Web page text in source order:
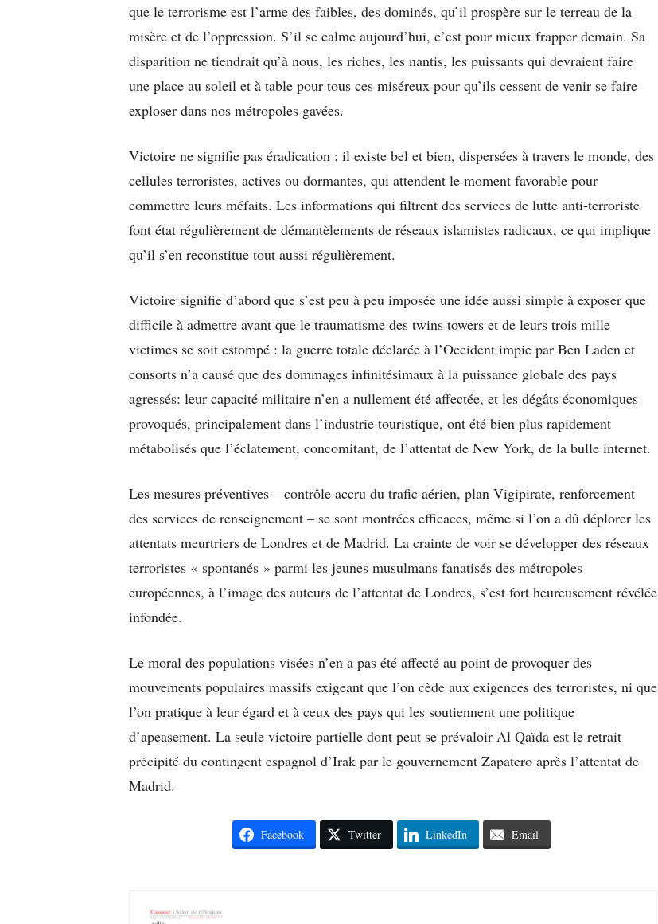
que le terrorisme est l’arme des faibles, des dominés, qu’il prospère sur le terreau de la
misère et de l’oppression. S’il se calme aujourd’hui, c’est pour mieux frapper demain. Sa
disparition ne tiendrait qu’à nous, les riches, les nantis, les puissants qui devraient faire
une place au soleil et à table pour tous ces miséreux pour qu’ils cessent de venir se faire
exploser dans nos métropoles gavées.
Victoire ne signifie pas éradication : il existe bel et bien, dispersées à travers le monde, des
cellules terroristes, actives ou dormantes, qui attendent le moment favorable pour
commettre leurs méfaits. Les informations qui filtrent des services de lutte anti-terroriste
font état régulièrement de démantèlements de réseaux islamistes radicaux, ce qui implique
qu’il s’en reconstitue tout aussi régulièrement.
Victoire signifie d’abord que s’est peu à peu imposée une idée aussi simple à exposer que
difficile à admettre avant que le traumatisme des twins towers et de leurs trois mille
victimes se soit estompé : la guerre totale déclarée à l’Occident impie par Ben Laden et
consorts n’a causé que des dommages infinitésimaux à la puissance globale des pays
agressés: leur capacité militaire n’en a nullement été affectée, et les dégâts économiques
provoqués, principalement dans l’industrie touristique, ont été bien plus rapidement
métabolisés que l’éclatement, concomitant, de l’attentat de New York, de la bulle internet.
Les mesures préventives – contrôle accru du trafic aérien, plan Vigipirate, renforcement
des services de renseignement – se sont montrées efficaces, même si l’on a dû déplorer les
attentats meurtriers de Londres et de Madrid. La crainte de voir se développer des réseaux
terroristes « spontanés » parmi les jeunes musulmans fanatisés des métropoles
européennes, à l’image des auteurs de l’attentat de Londres, s’est fort heureusement révélée
infondée.
Le moral des populations visées n’en a pas été affecté au point de provoquer des
mouvements populaires massifs exigeant que l’on cède aux exigences des terroristes, ni que
l’on pratique à leur égard et à ceux des pays qui les soutiennent une politique
d’apeasement. La seule victoire partielle dont peut se prévaloir Al Qaïda est le retrait
précipité du contingent espagnol d’Irak par le gouvernement Zapatero après l’attentat de
Madrid.
Facebook Twitter LinkedIn Email